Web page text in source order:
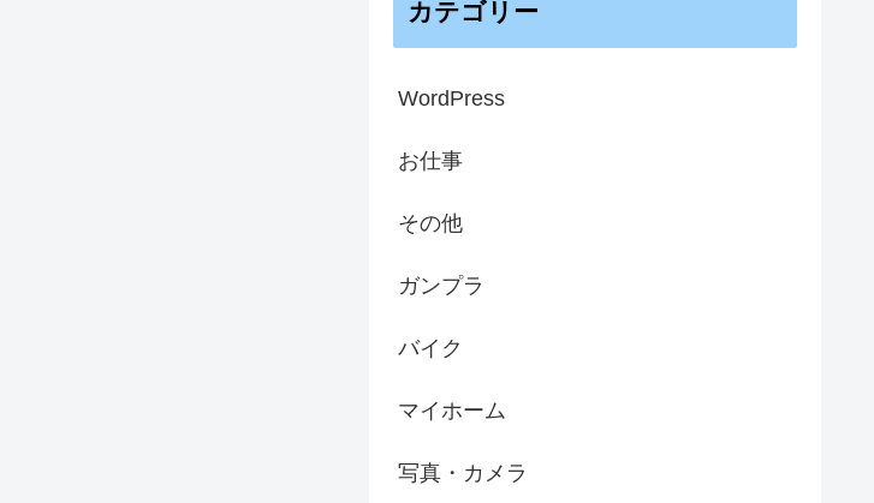
カテゴリー
WordPress
お仕事
その他
ガンプラ
バイク
マイホーム
写真・カメラ